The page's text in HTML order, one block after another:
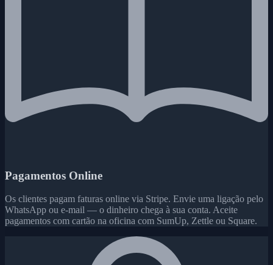
Pagamentos Online
Os clientes pagam faturas online via Stripe. Envie uma ligação pelo
WhatsApp ou e-mail — o dinheiro chega à sua conta. Aceite
pagamentos com cartão na oficina com SumUp, Zettle ou Square.